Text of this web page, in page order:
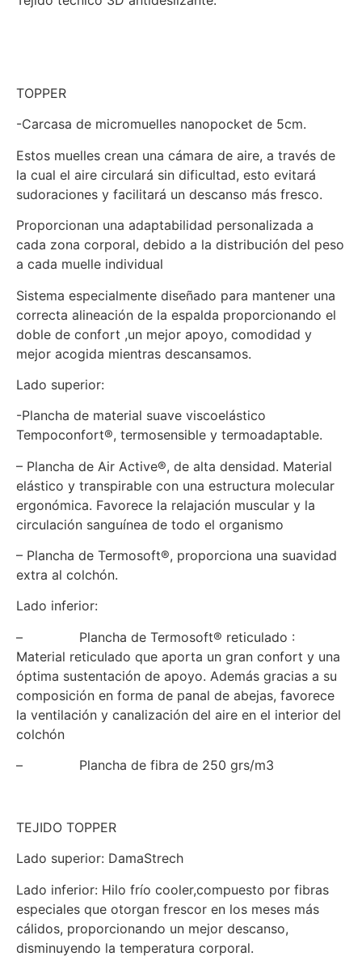
TOPPER
-Carcasa de micromuelles nanopocket de 5cm.
Estos muelles crean una cámara de aire, a través de
la cual el aire circulará sin dificultad, esto evitará
sudoraciones y facilitará un descanso más fresco.
Proporcionan una adaptabilidad personalizada a
cada zona corporal, debido a la distribución del peso
a cada muelle individual
Sistema especialmente diseñado para mantener una
correcta alineación de la espalda proporcionando el
doble de confort ,un mejor apoyo, comodidad y
mejor acogida mientras descansamos.
Lado superior:
-Plancha de material suave viscoelástico
Tempoconfort®, termosensible y termoadaptable.
– Plancha de Air Active®, de alta densidad. Material
elástico y transpirable con una estructura molecular
ergonómica. Favorece la relajación muscular y la
circulación sanguínea de todo el organismo
– Plancha de Termosoft®, proporciona una suavidad
extra al colchón.
Lado inferior:
– Plancha de Termosoft® reticulado :
Material reticulado que aporta un gran confort y una
óptima sustentación de apoyo. Además gracias a su
composición en forma de panal de abejas, favorece
la ventilación y canalización del aire en el interior del
colchón
– Plancha de fibra de 250 grs/m3
TEJIDO TOPPER
Lado superior: DamaStrech
Lado inferior: Hilo frío cooler,compuesto por fibras
especiales que otorgan frescor en los meses más
cálidos, proporcionando un mejor descanso,
disminuyendo la temperatura corporal.